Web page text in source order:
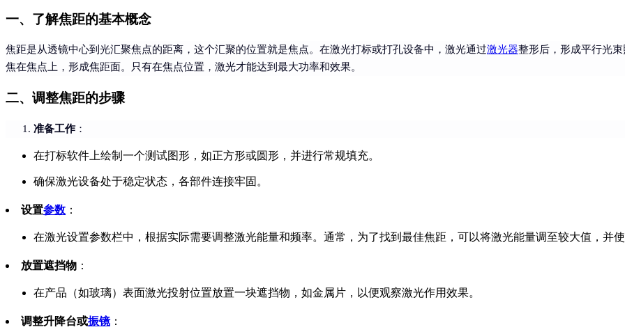
一、了解焦距的基本概念
焦距是从透镜中心到光汇聚焦点的距离，这个汇聚的位置就是焦点。在激光打标或打孔设备中，激光通过激光器整形后，形成平行光
焦在焦点上，形成焦距面。只有在焦点位置，激光才能达到最大功率和效果。
二、调整焦距的步骤
准备工作 ：
在打标软件上绘制一个测试图形，如正方形或圆形，并进行常规填充。
确保激光设备处于稳定状态，各部件连接牢固。
设置参数 ：
在激光设置参数栏中，根据实际需要调整激光能量和频率。通常，为了找到最佳焦距，可以将激光能量调至较大值，并
放置遮挡物 ：
在产品（如玻璃）表面激光投射位置放置一块遮挡物，如金属片，以便观察激光作用效果。
调整升降台或振镜：